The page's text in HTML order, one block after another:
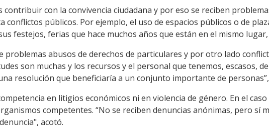
contribuir con la convivencia ciudadana y por eso se reciben
conflictos públicos. Por ejemplo, el uso de espacios públicos o de
festejos, ferias que hace muchos años que están en el mismo
problemas abusos de derechos de particulares y por otro lado
son muchas y los recursos y el personal que tenemos, escasos,
resolución que beneficiaría a un conjunto importante de
en litigios económicos ni en violencia de género. En el caso
competentes. “No se reciben denuncias anónimas, pero sí
acotó.